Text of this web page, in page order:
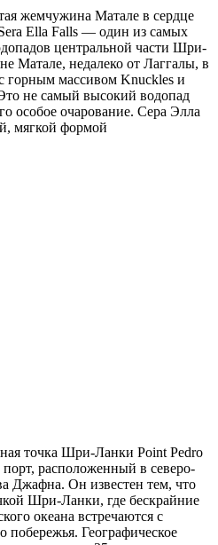
жемчужина Матале в сердце
Ella Falls — один из самых
центральной части Шри-
Матале, недалеко от Лаггалы, в
горным массивом Knuckles и
не самый высокий водопад
особое очарование. Сера Элла
мягкой формой
точка Шри-Ланки Point Pedro
расположенный в северо-
Джафна. Он известен тем, что
Шри-Ланки, где бескрайние
океана встречаются с
побережья. Географическое